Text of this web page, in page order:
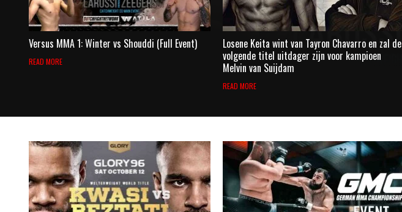
Versus MMA 1: Winter vs Shouddi (Full Event)
READ MORE
Losene Keita wint van Tayron Chavarro en zal de
volgende titel uitdager zijn voor kampioen
Melvin van Suijdam
READ MORE